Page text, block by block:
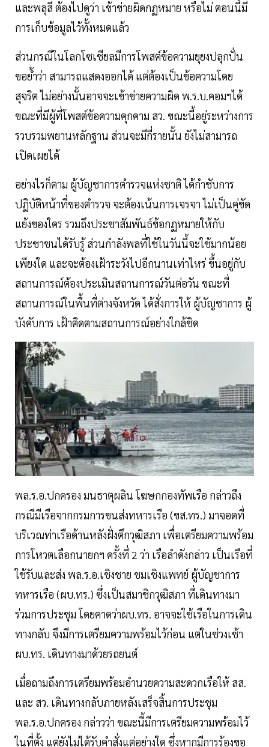
และพลุสี ต้องไปดูว่า เข้าข่ายผิดกฏหมาย หรือไม่ ตอนนี้มี
การเก็บข้อมูลไว้ทั้งหมดแล้ว
ส่วนกรณีในโลกโซเชียลมีการโพสต์ข้อความยุยงปลุกปั่น
ขอย้ำว่า สามารถแสดงออกได้ แต่ต้องเป็นข้อความโดย
สุจริต ไม่อย่างนั้นอาจจะเข้าข่ายความผิด พ.ร.บ.คอมฯได้
ขณะที่มีผู้ที่โพสต์ข้อความคุกคาม สว. ขณะนี้อยู่ระหว่างการ
รวบรวมพยานหลักฐาน ส่วนจะมีกี่รายนั้น ยังไม่สามารถ
เปิดเผยได้
อย่างไรก็ตาม ผู้บัญชาการตำรวจแห่งชาติ ได้กำชับการ
ปฏิบัติหน้าที่ของตำรวจ จะต้องเน้นการเจรจา ไม่เป็นคู่ขัด
แย้งของใคร รวมถึงประชาสัมพันธ์ข้อกฏหมายให้กับ
ประชาชนได้รับรู้ ส่วนกำลังพลที่ใช้ในวันนี้จะใช้มากน้อย
เพียงใด และจะต้องเฝ้าระวังไปอีกนานเท่าไหร่ ขึ้นอยู่กับ
สถานการณ์ต้องประเมินสถานการณ์วันต่อวัน ขณะที่
สถานการณ์ในพื้นที่ต่างจังหวัด ได้สั่งการให้ ผู้บัญชาการ ผู้
บังคับการ เฝ้าติดตามสถานการณ์อย่างใกล้ชิด
พล.ร.อ.ปกครอง มนธาตุผลิน โฆษกกองทัพเรือ กล่าวถึง
กรณีมีเรือจากกรมการขนส่งทหารเรือ (ขส.ทร.) มาจอดที่
บริเวณท่าเรือด้านหลังฝั่งตึกวุฒิสภา เพื่อเตรียมความพร้อม
การโหวตเลือกนายกฯ ครั้งที่ 2 ว่า เรือลำดังกล่าว เป็นเรือที่
ใช้รับและส่ง พล.ร.อ.เชิงชาย ชมเชิงแพทย์ ผู้บัญชาการ
ทหารเรือ (ผบ.ทร.) ซึ่งเป็นสมาชิกวุฒิสภา ที่เดินทางมา
ร่วมการประชุม โดยคาดว่าผบ.ทร. อาจจะใช้เรือในการเดิน
ทางกลับ จึงมีการเตรียมความพร้อมไว้ก่อน แต่ในช่วงเช้า
ผบ.ทร. เดินทางมาด้วยรถยนต์
เมื่อถามถึงการเตรียมพร้อมอำนวยความสะดวกเรือให้ สส.
และ สว. เดินทางกลับภายหลังเสร็จสิ้นการประชุม
พล.ร.อ.ปกครอง กล่าวว่า ขณะนี้มีการเตรียมความพร้อมไว้
ในที่ตั้ง แต่ยังไม่ได้รับคำสั่งแต่อย่างใด ซึ่งหากมีการร้องขอ